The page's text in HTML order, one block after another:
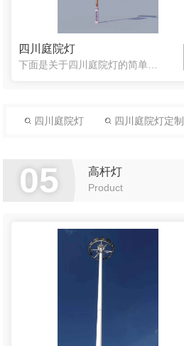
四川景观灯
四川庭院灯
下面是关于四川庭院灯的简单介绍，一起来了解一下吧。庭院灯是户外照明灯具的一种，通常是指6米以下的户外道路照明灯具，其主要部件由：光源、灯具、灯杆、法兰盘、基础预埋件5部分组成。庭院灯其具有多样性、美观...
四川庭院灯 四川庭院灯定制
05 高杆灯
Product